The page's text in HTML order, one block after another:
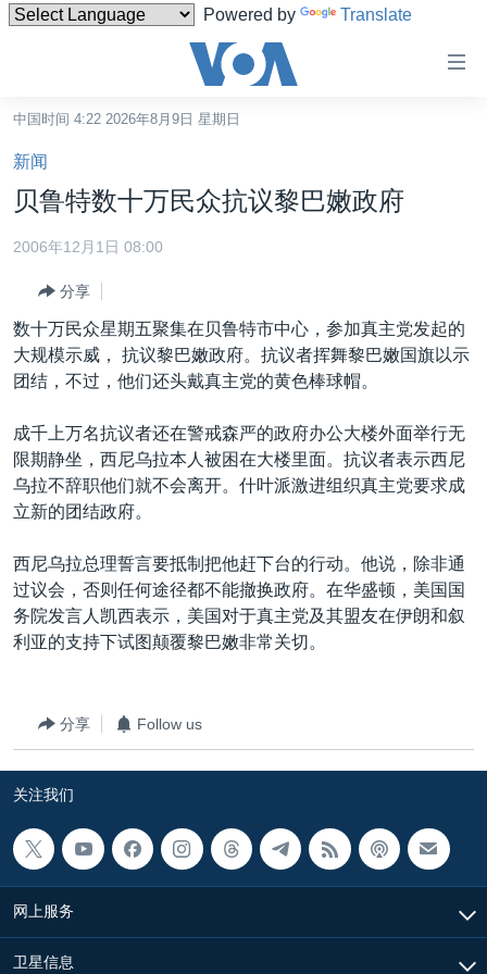
Powered by Translate
碍
链
接
跳
转
容
转
航
跳
检
索
中国
港澳
国际
最新国际新闻
中东
欧洲
美洲
全球议题
分类新闻
人权·法律·宗教
科教·文娱·体健
劳工
环境
热点专题
白宫要闻
美中关系
美国建国250周年
埃博拉疫情
重要讲话与声明
台海两岸关系
南中国海争端
关注西藏
关注新疆
VOA视频
中文广播
关注我们
中国时间 4:22 2026年8月9日 星期日
新闻
贝鲁特数十万民众抗议黎巴嫩政府
2006年12月1日 08:00
分享
数十万民众星期五聚集在贝鲁特市中心，参加真主党发起的
大规模示威， 抗议黎巴嫩政府。抗议者挥舞黎巴嫩国旗以示
团结，不过，他们还头戴真主党的黄色棒球帽。
成千上万名抗议者还在警戒森严的政府办公大楼外面举行无
限期静坐，西尼乌拉本人被困在大楼里面。抗议者表示西尼
乌拉不辞职他们就不会离开。什叶派激进组织真主党要求成
立新的团结政府。
西尼乌拉总理誓言要抵制把他赶下台的行动。他说，除非通
过议会，否则任何途径都不能撤换政府。在华盛顿，美国国
务院发言人凯西表示，美国对于真主党及其盟友在伊朗和叙
利亚的支持下试图颠覆黎巴嫩非常关切。
分享 Follow us
关注我们
网上服务
卫星信息